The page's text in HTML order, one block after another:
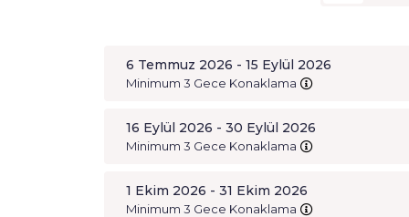
6 Temmuz 2026 - 15 Eylül 2026
Minimum 3 Gece Konaklama
16 Eylül 2026 - 30 Eylül 2026
Minimum 3 Gece Konaklama
1 Ekim 2026 - 31 Ekim 2026
Minimum 3 Gece Konaklama